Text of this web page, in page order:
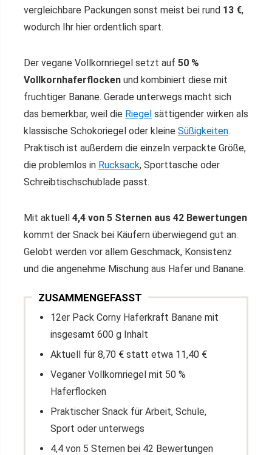
vergleichbare Packungen sonst meist bei rund 13 €,
wodurch Ihr hier ordentlich spart.
Der vegane Vollkornriegel setzt auf 50 %
Vollkornhaferflocken und kombiniert diese mit
fruchtiger Banane. Gerade unterwegs macht sich
das bemerkbar, weil die Riegel sättigender wirken als
klassische Schokoriegel oder kleine Süßigkeiten.
Praktisch ist außerdem die einzeln verpackte Größe,
die problemlos in Rucksack, Sporttasche oder
Schreibtischschublade passt.
Mit aktuell 4,4 von 5 Sternen aus 42 Bewertungen
kommt der Snack bei Käufern überwiegend gut an.
Gelobt werden vor allem Geschmack, Konsistenz
und die angenehme Mischung aus Hafer und Banane.
ZUSAMMENGEFASST
12er Pack Corny Haferkraft Banane mit
insgesamt 600 g Inhalt
Aktuell für 8,70 € statt etwa 11,40 €
Veganer Vollkornriegel mit 50 %
Haferflocken
Praktischer Snack für Arbeit, Schule,
Sport oder unterwegs
4,4 von 5 Sternen bei 42 Bewertungen